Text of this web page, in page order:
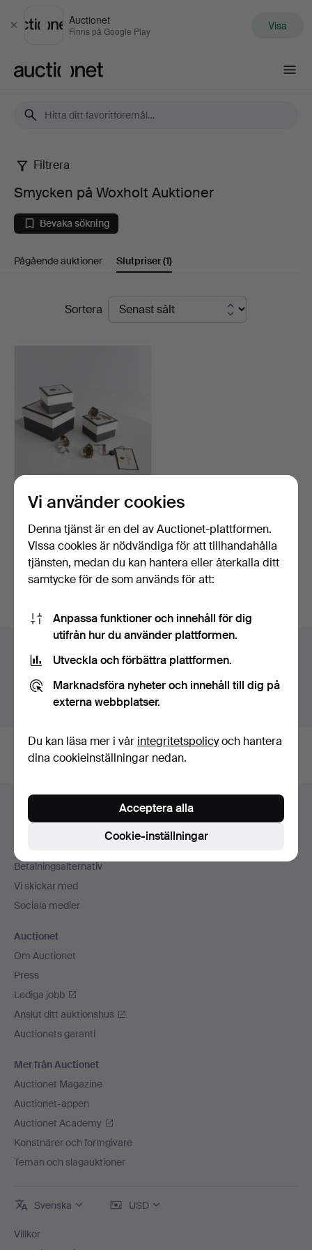
Stäng
Auctionet
Finns på Google Play Visa
Smycken
på
Woxholt
Auktioner
Filtrera
Smycken på Woxholt Auktioner
Bevaka sökning
Pågående auktioner Slutpriser(1)
SlutpriserSortera
MALENE BIRGER. Två
dubbla ringar och en ar…
Klubbades 3 apr 2026
4 bud
70 USD
Du söker i vårt arkiv över avslutade auktioner.
Visa pågående auktioner istället.
Sidfotsnavigation
Betalningsalternativ
Vi skickar med
Sociala medier
Auctionet
Om Auctionet
Press
Lediga jobb
Anslut ditt auktionshus
Auctionets garanti
Mer från Auctionet
Auctionet Magazine
Auctionet-appen
Auctionet Academy
Konstnärer och formgivare
Teman och slagauktioner
Svenska USD
Villkor
Vi använder cookies
Denna tjänst är en del av Auctionet-plattformen.
Vissa cookies är nödvändiga för att tillhandahålla
tjänsten, medan du kan hantera eller återkalla ditt
samtycke för de som används för att:
Anpassa funktioner och innehåll för dig
utifrån hur du använder plattformen.
Utveckla och förbättra plattformen.
Marknadsföra nyheter och innehåll till dig på
externa webbplatser.
Du kan läsa mer i vår integritetspolicyoch hantera
dina cookieinställningar nedan.
Cookie-inställningar
Acceptera alla